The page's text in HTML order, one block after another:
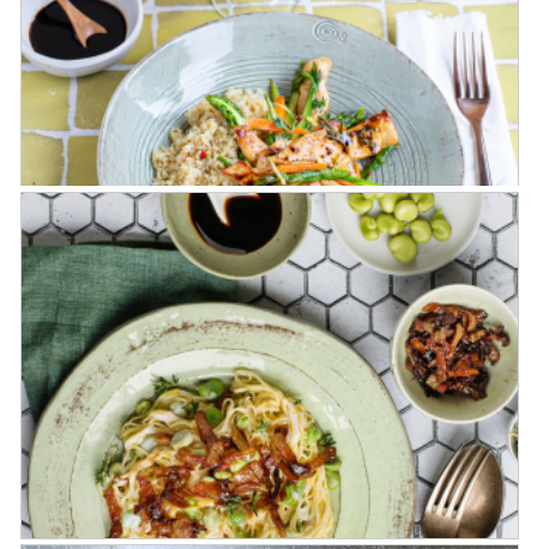
Risotto con cipolle caramellate,
guanciale croccante e Aceto Balsamico
di Modena IGP Invecchiato
Quinoa agli asparagi con pollo
marinato all’Aceto Balsamico di
Modena IGP